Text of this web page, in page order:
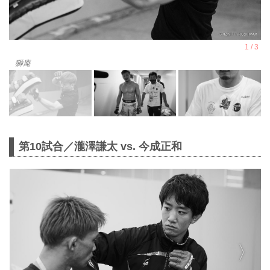
獅庵
第10試合／瀧澤謙太 vs. 今成正和